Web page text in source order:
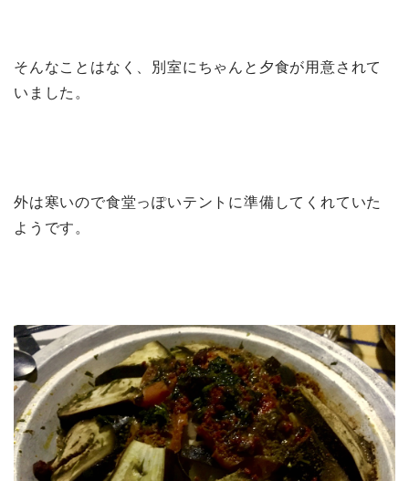
そんなことはなく、別室にちゃんと夕食が用意されて
いました。
外は寒いので食堂っぽいテントに準備してくれていた
ようです。